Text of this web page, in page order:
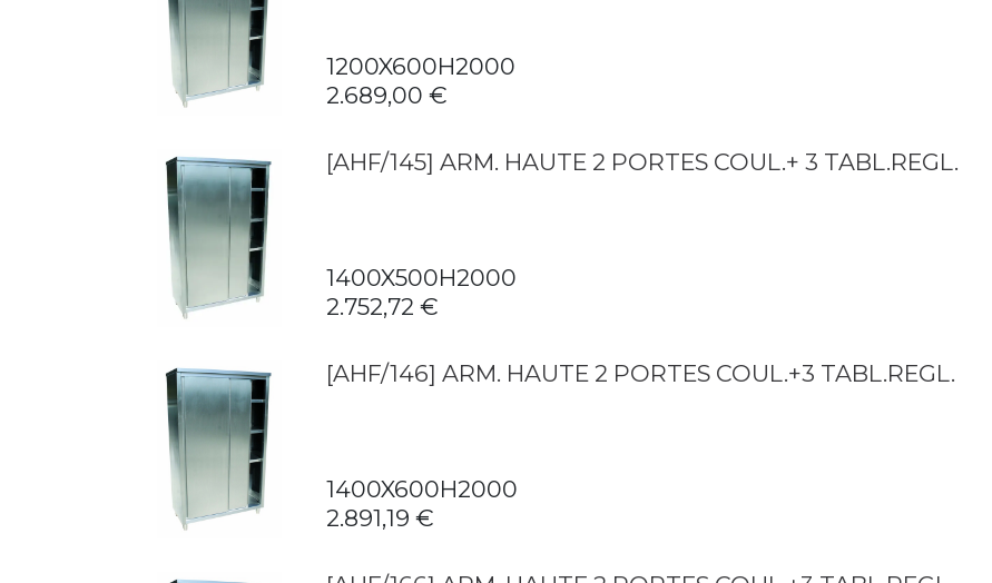
1200X600H2000
2.689,00 €
[AHF/145] ARM. HAUTE 2 PORTES COUL.+ 3 TABL.REGL.
1400X500H2000
2.752,72 €
[AHF/146] ARM. HAUTE 2 PORTES COUL.+3 TABL.REGL.
1400X600H2000
2.891,19 €